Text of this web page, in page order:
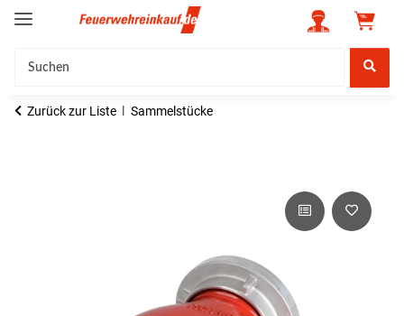
Zurück zur Liste Sammelstücke